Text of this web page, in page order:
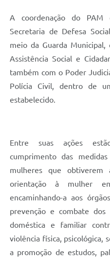
A coordenação do PAM
Secretaria de Defesa
meio da Guarda
Assistência Social e
também com o Poder
Polícia Civil, dentro de
estabelecido.
Entre suas ações
cumprimento das
mulheres que obtiverem
orientação à mulher
encaminhando-a aos
prevenção e combate
doméstica e familiar
violência física, psicológica,
a promoção de estudos,